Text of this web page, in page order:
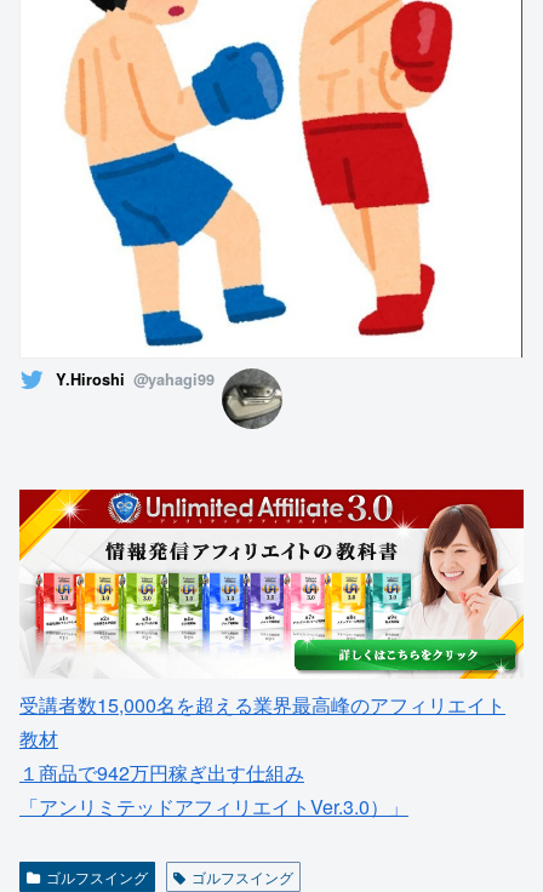
Y.Hiroshi @yahagi99
受講者数15,000名を超える業界最高峰のアフィリエイト
教材
１商品で942万円稼ぎ出す仕組み
「アンリミテッドアフィリエイトVer.3.0）」
ゴルフスイング ゴルフスイング